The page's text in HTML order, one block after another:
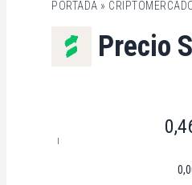
PORTADA »
Precio